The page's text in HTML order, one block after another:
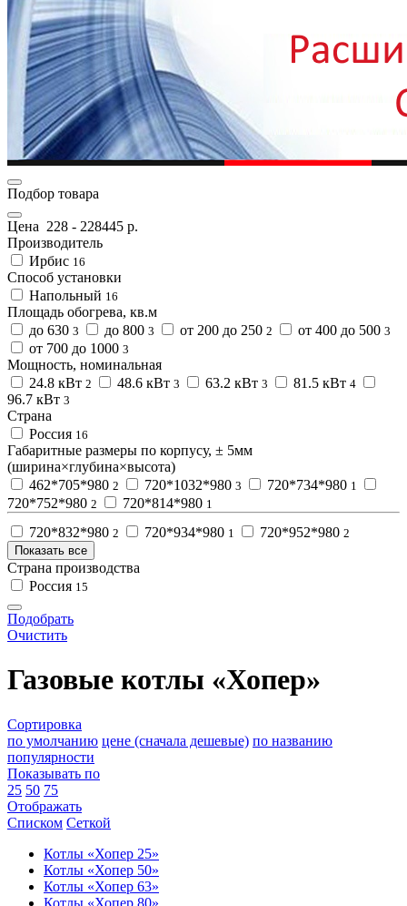
Подбор товара
Цена 228 - 228445 р.
Производитель
Ирбис 16
Способ установки
Напольный 16
Площадь обогрева, кв.м
до 630 3 до 800 3 от 200 до 250 2 от 400 до 500 3
от 700 до 1000 3
Мощность, номинальная
24.8 кВт 2 48.6 кВт 3 63.2 кВт 3 81.5 кВт 4
96.7 кВт 3
Страна
Россия 16
Габаритные размеры по корпусу, ± 5мм
(ширина×глубина×высота)
462*705*980 2 720*1032*980 3 720*734*980 1
720*752*980 2 720*814*980 1
720*832*980 2 720*934*980 1 720*952*980 2
Показать все
Страна производства
Россия 15
Подобрать
Очистить
Газовые котлы «Хопер»
Сортировка
по умолчанию цене (сначала дешевые) по названию
популярности
Показывать по
25 50 75
Отображать
Списком Сеткой
Котлы «Хопер 25»
Котлы «Хопер 50»
Котлы «Хопер 63»
Котлы «Хопер 80»